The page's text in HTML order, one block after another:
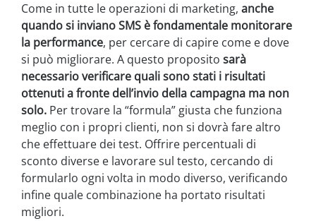
Come in tutte le operazioni di marketing, anche
quando si inviano SMS è fondamentale monitorare
la performance, per cercare di capire come e dove
si può migliorare. A questo proposito sarà
necessario verificare quali sono stati i risultati
ottenuti a fronte dell’invio della campagna ma non
solo. Per trovare la “formula” giusta che funziona
meglio con i propri clienti, non si dovrà fare altro
che effettuare dei test. Offrire percentuali di
sconto diverse e lavorare sul testo, cercando di
formularlo ogni volta in modo diverso, verificando
infine quale combinazione ha portato risultati
migliori.